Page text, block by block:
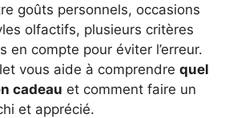
goûts personnels, occasions
olfactifs, plusieurs critères
en compte pour éviter l’erreur.
vous aide à comprendre quel
cadeau et comment faire un
et apprécié.